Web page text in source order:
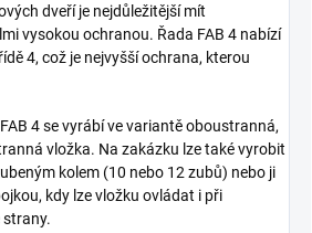
dveří je nejdůležitější mít
vysokou ochranou. Řada FAB 4 nabízí
4, což je nejvyšší ochrana, kterou
4 se vyrábí ve variantě oboustranná,
vložka. Na zakázku lze také vyrobit
kolem (10 nebo 12 zubů) nebo ji
kdy lze vložku ovládat i při
strany.